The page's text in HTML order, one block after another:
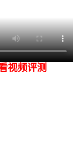
视频评测